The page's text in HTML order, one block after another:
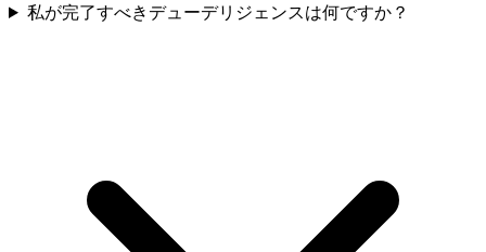
私が完了すべきデューデリジェンスは何ですか？